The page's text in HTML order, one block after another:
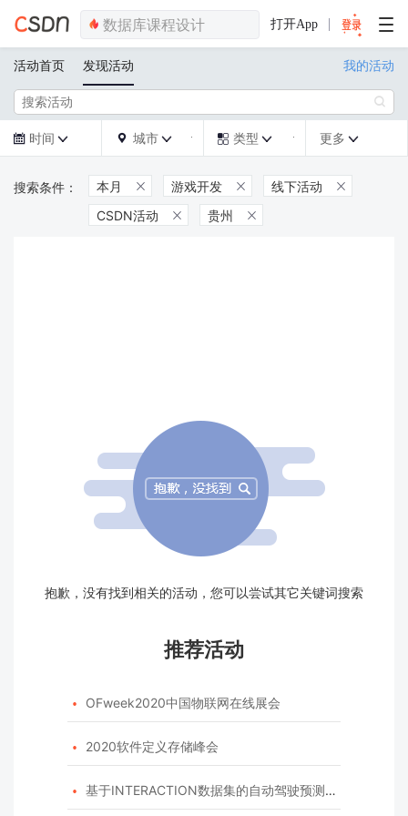
打开App
活动首页 发现活动 我的活动

 时间   城市   类型  更多 
本月  游戏开发  线下活动 
CSDN活动  贵州 
抱歉，没有找到相关的活动，您可以尝试其它关键词搜索
推荐活动
 OFweek2020中国物联网在线展会
 2020软件定义存储峰会
 基于INTERACTION数据集的自动驾驶预测模型挑战赛